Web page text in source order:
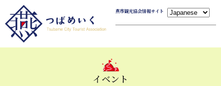
燕市観光協会情報サイト
イベント